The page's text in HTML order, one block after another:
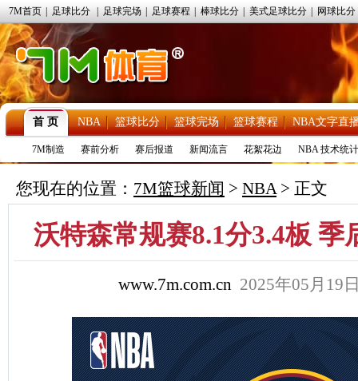
7M首页 足球比分 足球完场 足球赛程 棒球比分 美式足球比分 网球比分
首 页 NBA 篮球比分 篮球完场 篮球赛程 NBA文字直
7M制造 赛前分析 赛后报道 新闻流言 花絮花边 NBA 技术统计
您现在的位置： 7M篮球新闻 > NBA> 正文
沃特森常规赛8.1分3.4板 季
www.7m.com.cn 2025年05月19